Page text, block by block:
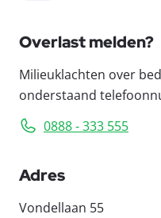
Overlast melden?
Milieuklachten over
onderstaand
0888 - 333 555
Adres
Vondellaan 55